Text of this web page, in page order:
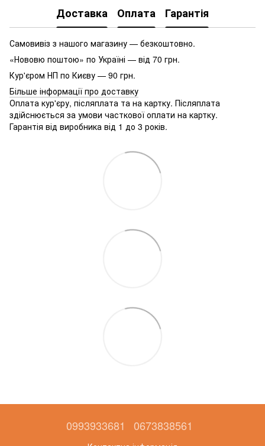
Доставка Оплата Гарантія
Самовивіз з нашого магазину — безкоштовно.
«Нововю поштою» по Україні — від 70 грн.
Кур'єром НП по Києву — 90 грн.
Більше інформації про доставку
Оплата кур'єру, післяплата та на картку. Післяплата
здійснюється за умови часткової оплати на картку.
Гарантія від виробника від 1 до 3 років.
0993933681 0673838561